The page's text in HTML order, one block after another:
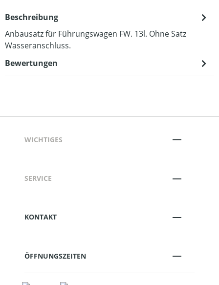
Beschreibung
Anbausatz für Führungswagen FW. 13l. Ohne Satz
Wasseranschluss.
Bewertungen
WICHTIGES
SERVICE
KONTAKT
ÖFFNUNGSZEITEN